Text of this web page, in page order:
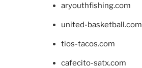
aryouthfishing.com
united-basketball.com
tios-tacos.com
cafecito-satx.com